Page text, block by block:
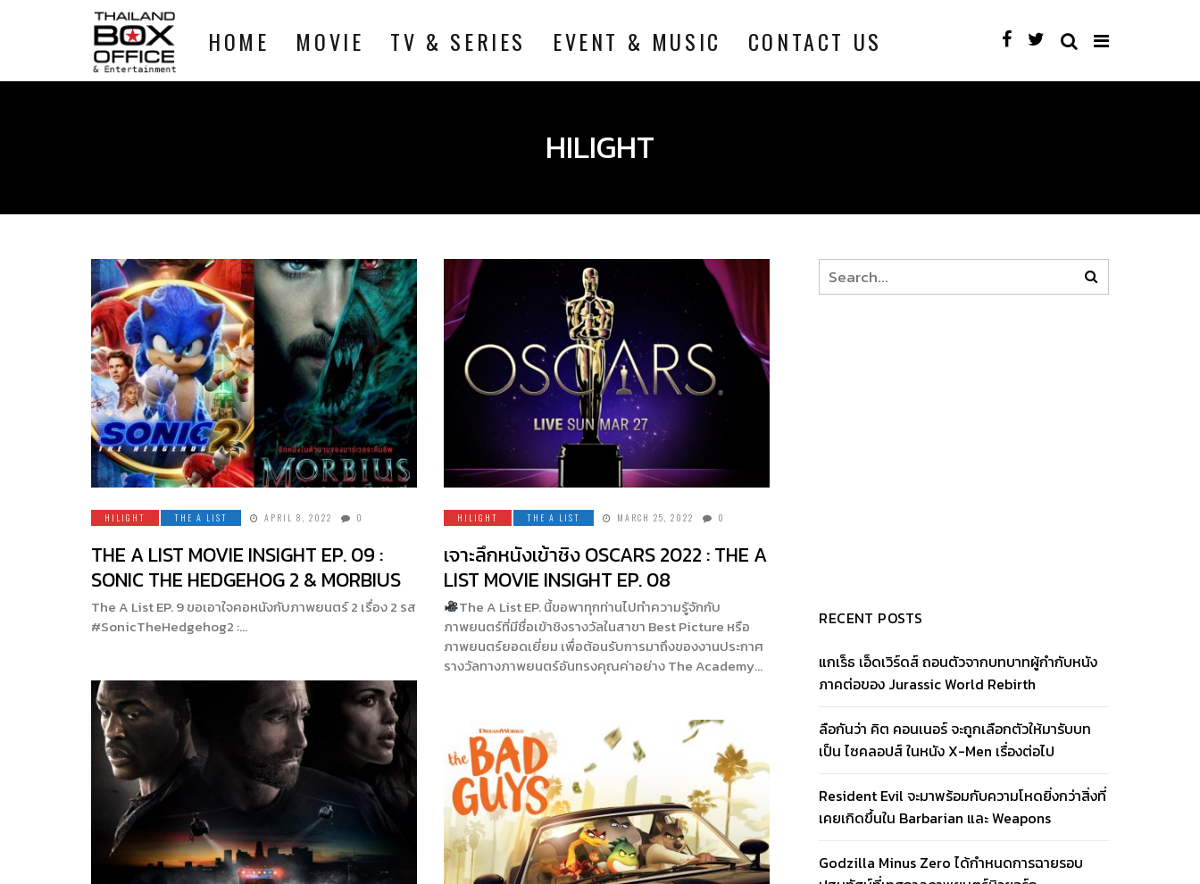
HOME MOVIE TV & SERIES EVENT & MUSIC CONTACT US
HILIGHT
HILIGHT THE A LIST APRIL 8, 2022 0
THE A LIST MOVIE INSIGHT EP. 09 :
SONIC THE HEDGEHOG 2 & MORBIUS
The A List EP. 9 ขอเอาใจคอหนังกับภาพยนตร์ 2 เรื่อง 2 รส
#SonicTheHedgehog2 :…
HILIGHT THE A LIST MARCH 25, 2022 0
เจาะลึกหนังเข้าชิง OSCARS 2022 : THE A
LIST MOVIE INSIGHT EP. 08
The A List EP. นี้ขอพาทุกท่านไปทำความรู้จักกับ
ภาพยนตร์ที่มีชื่อเข้าชิงรางวัลในสาขา Best Picture หรือ
ภาพยนตร์ยอดเยี่ยม เพื่อต้อนรับการมาถึงของงานประกาศ
รางวัลทางภาพยนตร์อันทรงคุณค่าอย่าง The Academy…
RECENT POSTS
แกเร็ธ เอ็ดเวิร์ดส์ ถอนตัวจากบทบาทผู้กำกับหนัง
ภาคต่อของ Jurassic World Rebirth
ลือกันว่า คิต คอนเนอร์ จะถูกเลือกตัวให้มารับบท
เป็น ไซคลอปส์ ในหนัง X-Men เรื่องต่อไป
Resident Evil จะมาพร้อมกับความโหดยิ่งกว่าสิ่งที่
เคยเกิดขึ้นใน Barbarian และ Weapons
Godzilla Minus Zero ได้กำหนดการฉายรอบ